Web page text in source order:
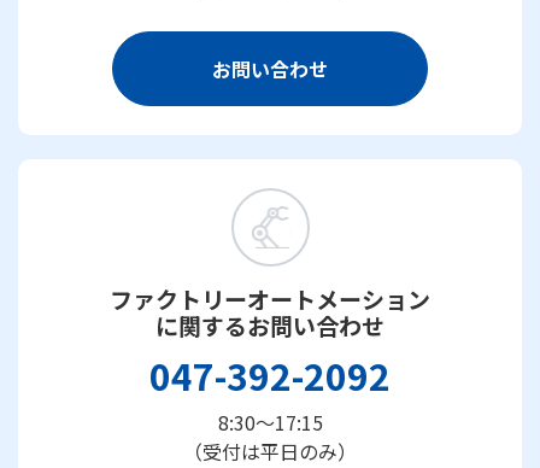
お問い合わせ
ファクトリーオートメーション
に関するお問い合わせ
047-392-2092
8:30～17:15
（受付は平日のみ）